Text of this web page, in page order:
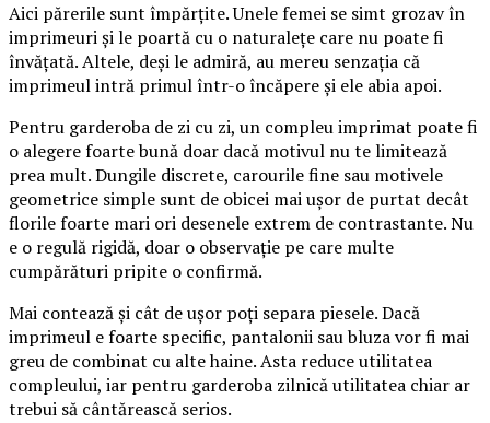
Aici părerile sunt împărțite. Unele femei se simt grozav în
imprimeuri și le poartă cu o naturalețe care nu poate fi
învățată. Altele, deși le admiră, au mereu senzația că
imprimeul intră primul într-o încăpere și ele abia apoi.
Pentru garderoba de zi cu zi, un compleu imprimat poate fi
o alegere foarte bună doar dacă motivul nu te limitează
prea mult. Dungile discrete, carourile fine sau motivele
geometrice simple sunt de obicei mai ușor de purtat decât
florile foarte mari ori desenele extrem de contrastante. Nu
e o regulă rigidă, doar o observație pe care multe
cumpărături pripite o confirmă.
Mai contează și cât de ușor poți separa piesele. Dacă
imprimeul e foarte specific, pantalonii sau bluza vor fi mai
greu de combinat cu alte haine. Asta reduce utilitatea
compleului, iar pentru garderoba zilnică utilitatea chiar ar
trebui să cântărească serios.